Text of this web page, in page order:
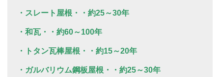
・スレート屋根・・約25～30年
・和瓦・・約60～100年
・トタン瓦棒屋根・・約15～20年
・ガルバリウム鋼板屋根・・約25～30年